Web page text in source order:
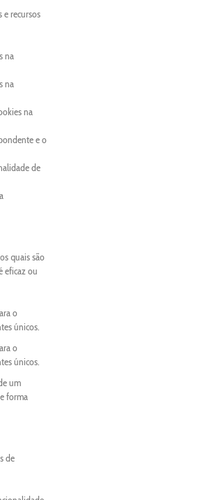
e recursos
na
na
na
e o
de
quais são
eficaz ou
o
únicos.
o
únicos.
um
forma
de